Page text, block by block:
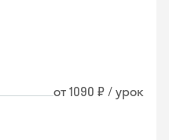
от 1090 ₽ / урок